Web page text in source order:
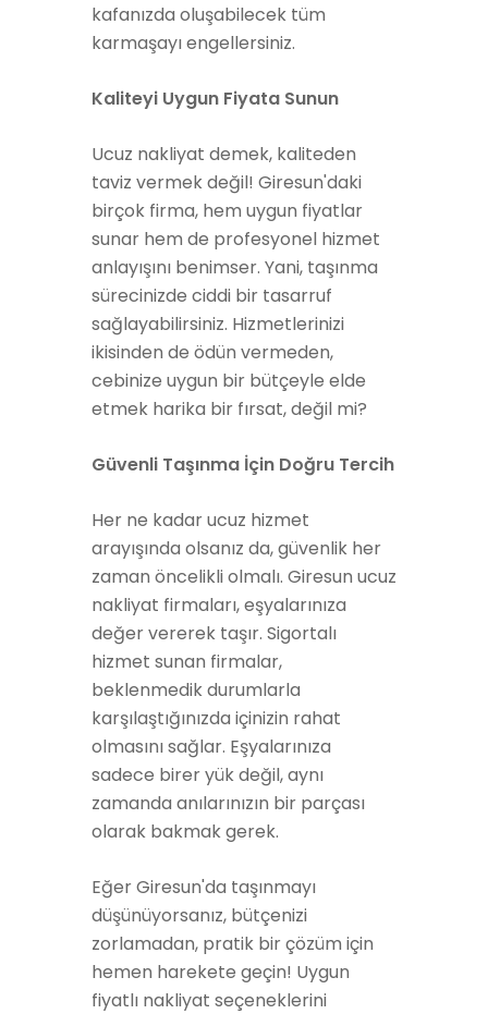
kafanızda oluşabilecek tüm
karmaşayı engellersiniz.
Kaliteyi Uygun Fiyata Sunun
Ucuz nakliyat demek, kaliteden
taviz vermek değil! Giresun'daki
birçok firma, hem uygun fiyatlar
sunar hem de profesyonel hizmet
anlayışını benimser. Yani, taşınma
sürecinizde ciddi bir tasarruf
sağlayabilirsiniz. Hizmetlerinizi
ikisinden de ödün vermeden,
cebinize uygun bir bütçeyle elde
etmek harika bir fırsat, değil mi?
Güvenli Taşınma İçin Doğru Tercih
Her ne kadar ucuz hizmet
arayışında olsanız da, güvenlik her
zaman öncelikli olmalı. Giresun ucuz
nakliyat firmaları, eşyalarınıza
değer vererek taşır. Sigortalı
hizmet sunan firmalar,
beklenmedik durumlarla
karşılaştığınızda içinizin rahat
olmasını sağlar. Eşyalarınıza
sadece birer yük değil, aynı
zamanda anılarınızın bir parçası
olarak bakmak gerek.
Eğer Giresun'da taşınmayı
düşünüyorsanız, bütçenizi
zorlamadan, pratik bir çözüm için
hemen harekete geçin! Uygun
fiyatlı nakliyat seçeneklerini